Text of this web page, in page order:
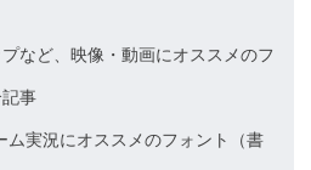
など、映像・動画にオススメのフ
事
ム実況にオススメのフォント（書